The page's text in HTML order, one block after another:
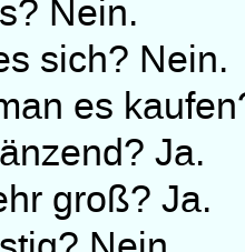
Nein.
sich? Nein.
es
Ja.
groß? Ja.